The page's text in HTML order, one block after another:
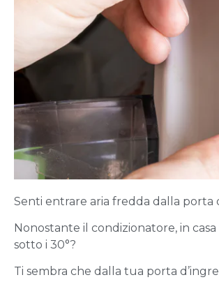
Senti entrare aria fredda dalla porta
Nonostante il condizionatore, in
sotto i 30°?
Ti sembra che dalla tua porta